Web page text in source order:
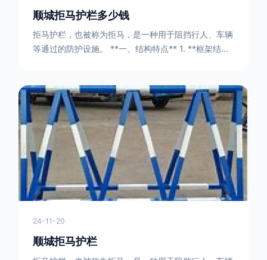
顺城拒马护栏多少钱
拒马护栏，也被称为拒马，是一种用于阻挡行人、车辆
等通过的防护设施。 **一、结构特点** 1. **框架结构
方形的框架组合。这些框架相互连接，形成一个稳定的
结构，能够承受一定的冲击力。例如，在一些临时交通
管制的现场，三角形框架的拒马护栏可以很方便地拼接
在一起，像一个个小的三角锥形状的结构单
24-11-20
顺城拒马护栏